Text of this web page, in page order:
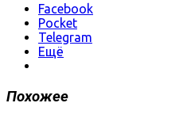
Facebook
Pocket
Telegram
Ещё
Похожее